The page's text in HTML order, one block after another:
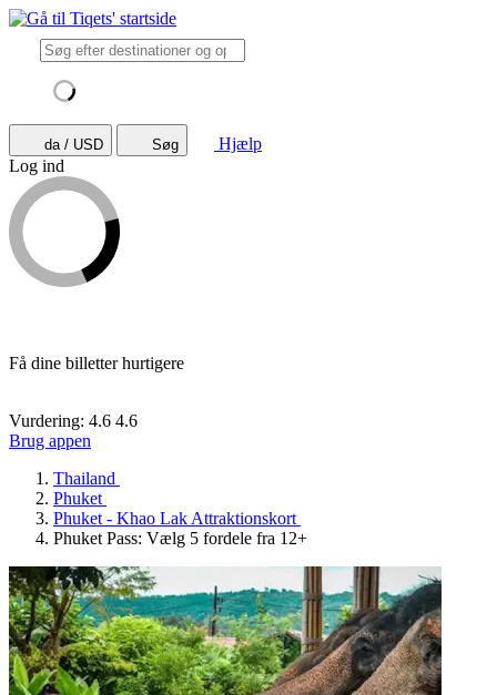
da / USD Søg
Hjælp
Log ind
Få dine billetter hurtigere
Vurdering: 4.6 4.6
Brug appen
Thailand
Phuket
Phuket - Khao Lak Attraktionskort
Phuket Pass: Vælg 5 fordele fra 12+